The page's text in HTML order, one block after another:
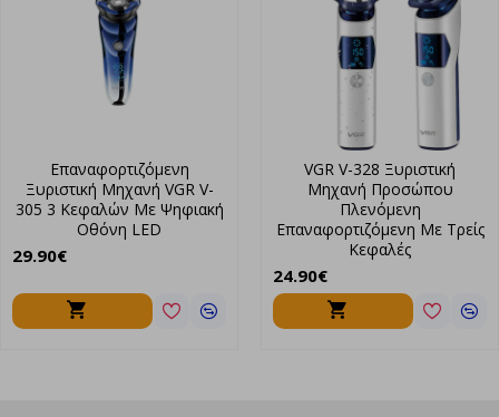
Υγρό Ξύρισμα
Επαναφορτιζόμενη
Ξυριστική Μηχανή VGR V-
305 3 Κεφαλών Με Ψηφιακή
Οθόνη LED
29.90€
VGR V-328 Ξυριστική
Μηχανή Προσώπου
Πλενόμενη
Επαναφορτιζόμενη Με Τρείς
Κεφαλές
24.90€